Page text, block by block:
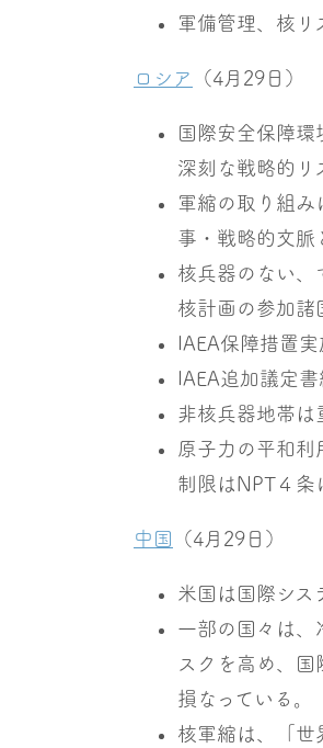
軍備管理、核リ
ロシア （4月29日）
国際安全保障環
深刻な戦略的リ
軍縮の取り組み
事・戦略的文脈
核兵器のない、
核計画の参加諸
IAEA保障措置
IAEA追加議定
非核兵器地帯は
原子力の平和利
制限はNPT４条
中国 （4月29日）
米国は国際シス
一部の国々は、
スクを高め、
損なっている。
核軍縮は、「世